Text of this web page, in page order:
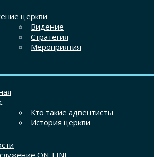
церкви
Видение
Стратегия
Мероприятия
Кто такие адвентисты
История церкви